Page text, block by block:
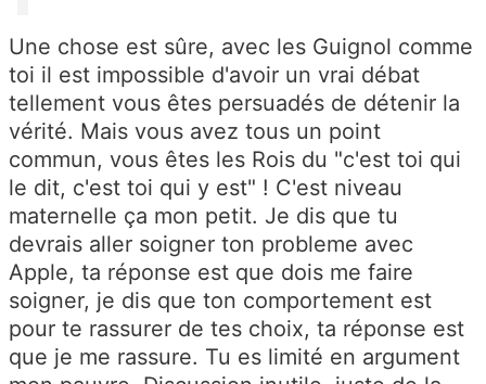
Une chose est sûre, avec les Guignol comme
toi il est impossible d'avoir un vrai débat
tellement vous êtes persuadés de détenir la
vérité. Mais vous avez tous un point
commun, vous êtes les Rois du "c'est toi qui
le dit, c'est toi qui y est" ! C'est niveau
maternelle ça mon petit. Je dis que tu
devrais aller soigner ton probleme avec
Apple, ta réponse est que dois me faire
soigner, je dis que ton comportement est
pour te rassurer de tes choix, ta réponse est
que je me rassure. Tu es limité en argument